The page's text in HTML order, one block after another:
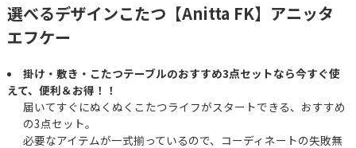
選べるデザインこたつ【Anitta FK】アニッタ
エフケー
掛け・敷き・こたつテーブルのおすすめ3点セットなら今すぐ使
えて、便利＆お得！！
届いてすぐにぬくぬくこたつライフがスタートできる、おすすめ
の3点セット。
必要なアイテムが一式揃っているので、コーディネートの失敗無